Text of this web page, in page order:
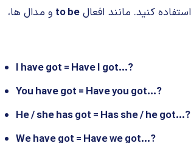
استفاده کنید. مانند افعال to be و مدال ها،
I have got = Have I got…?
You have got = Have you got…?
He / she has got = Has she / he got…?
We have got = Have we got…?